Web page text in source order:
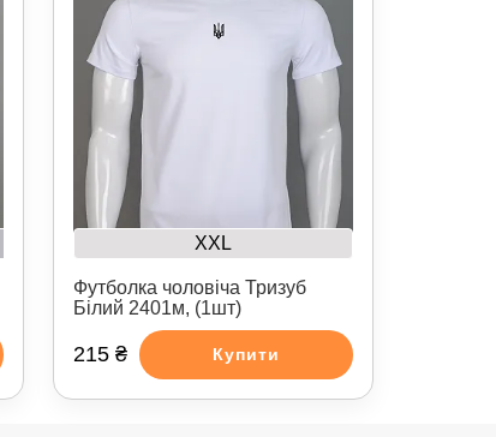
XXL
Футболка чоловіча Тризуб
Білий 2401м, (1шт)
215 ₴ Купити